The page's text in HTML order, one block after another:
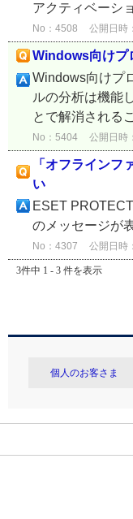
アクティベーシ
No：4508 公開日時
Windows向けプ
Windows向けプ
ルの分析は機能
とで解消される
No：5404 公開日時
「オフライン
い
ESET
のメッセージが
No：4307 公開日時
3件中 1 - 3 件を表示
個人のお客さま